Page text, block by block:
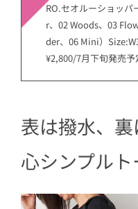
RO.セオルーショッ
r、02 Woods、03
der、06 Mini）
¥2,800/7月下旬発売予
表は撥水、
心シンプル